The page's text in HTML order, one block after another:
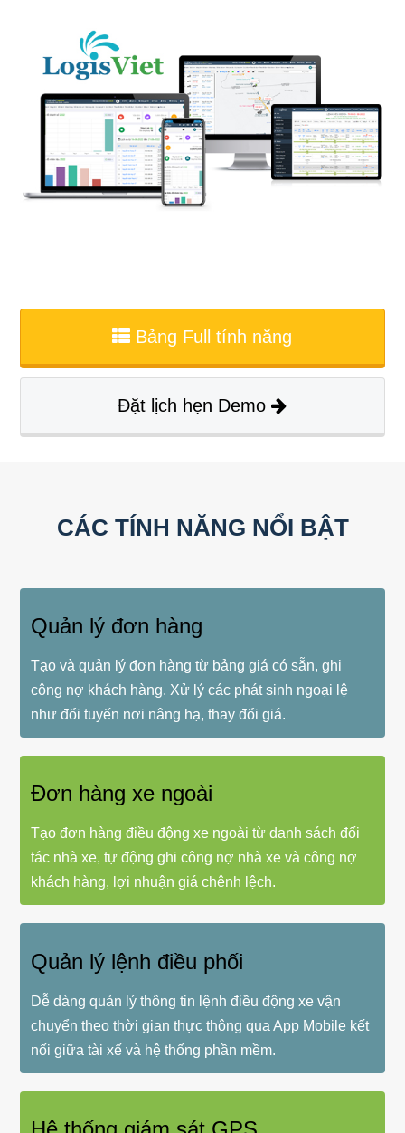
Bảng Full tính năng
Đặt lịch hẹn Demo
CÁC TÍNH NĂNG NỔI BẬT
Quản lý đơn hàng
Tạo và quản lý đơn hàng từ bảng giá có sẵn, ghi
công nợ khách hàng. Xử lý các phát sinh ngoại lệ
như đổi tuyến nơi nâng hạ, thay đổi giá.
Đơn hàng xe ngoài
Tạo đơn hàng điều động xe ngoài từ danh sách đối
tác nhà xe, tự động ghi công nợ nhà xe và công nợ
khách hàng, lợi nhuận giá chênh lệch.
Quản lý lệnh điều phối
Dễ dàng quản lý thông tin lệnh điều động xe vận
chuyển theo thời gian thực thông qua App Mobile kết
nối giữa tài xế và hệ thống phần mềm.